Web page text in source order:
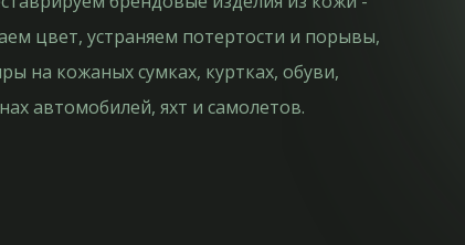
цвет, устраняем потертости и порывы,
на кожаных сумках, куртках, обуви,
автомобилей, яхт и самолетов.